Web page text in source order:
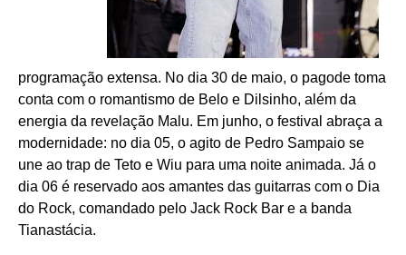
programação extensa. No dia 30 de maio, o pagode toma
conta com o romantismo de Belo e Dilsinho, além da
energia da revelação Malu. Em junho, o festival abraça a
modernidade: no dia 05, o agito de Pedro Sampaio se
une ao trap de Teto e Wiu para uma noite animada. Já o
dia 06 é reservado aos amantes das guitarras com o Dia
do Rock, comandado pelo Jack Rock Bar e a banda
Tianastácia.